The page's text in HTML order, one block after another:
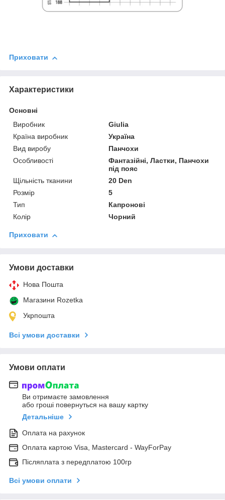
Приховати
Характеристики
Основні
Виробник
Giulia
Країна виробник
Україна
Вид виробу
Панчохи
Особливості
Фантазійні, Ластки, Панчохи
під пояс
Щільність тканини
20 Den
Розмір
5
Тип
Капронові
Колір
Чорний
Приховати
Умови доставки
Нова Пошта
Магазини Rozetka
Укрпошта
Всі умови доставки
Умови оплати
Ви отримаєте замовлення
або гроші повернуться на вашу картку
Детальніше
Оплата на рахунок
Оплата картою Visa, Mastercard - WayForPay
Післяплата з передплатою 100гр
Всі умови оплати